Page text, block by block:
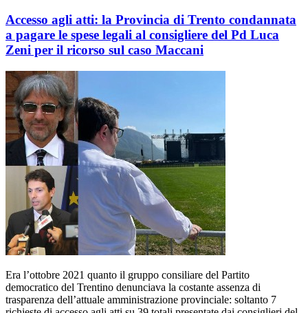
Accesso agli atti: la Provincia di Trento condannata
a pagare le spese legali al consigliere del Pd Luca
Zeni per il ricorso sul caso Maccani
Era l’ottobre 2021 quanto il gruppo consiliare del Partito
democratico del Trentino denunciava la costante assenza di
trasparenza dell’attuale amministrazione provinciale: soltanto 7